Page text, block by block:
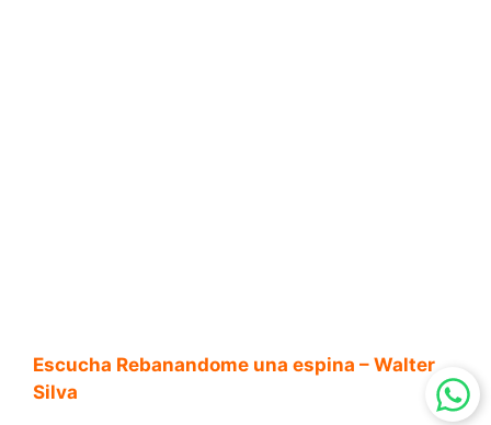
Escucha Rebanandome una espina – Walter
Silva